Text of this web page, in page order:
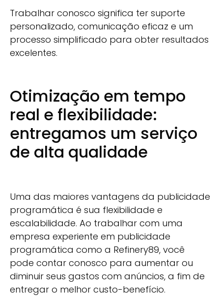
Trabalhar conosco significa ter suporte
personalizado, comunicação eficaz e um
processo simplificado para obter resultados
excelentes.
Otimização em tempo
real e flexibilidade:
entregamos um serviço
de alta qualidade
Uma das maiores vantagens da publicidade
programática é sua flexibilidade e
escalabilidade. Ao trabalhar com uma
empresa experiente em publicidade
programática como a Refinery89, você
pode contar conosco para aumentar ou
diminuir seus gastos com anúncios, a fim de
entregar o melhor custo-benefício.